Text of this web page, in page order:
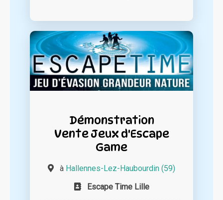
Démonstration
Vente Jeux d'Escape
Game
à Hallennes-Lez-Haubourdin (59)
Escape Time Lille